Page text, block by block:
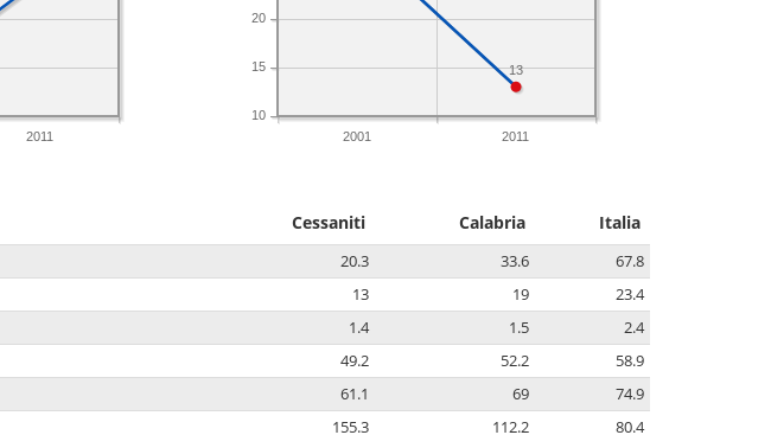
2011 2001 2011
10
15
20
13
Cessaniti Calabria Italia
20.3 33.6
67.8
13 19
23.4
1.4 1.5
2.4
49.2 52.2
58.9
61.1 69
74.9
155.3 112.2
80.4